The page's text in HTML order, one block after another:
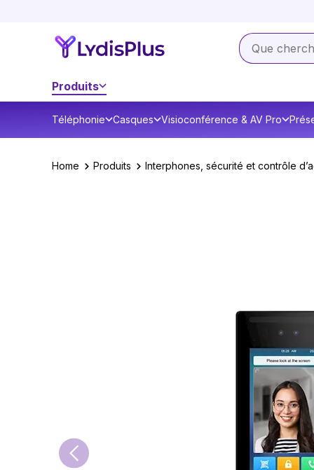
Produits
Téléphonie Casques Visioconférence & AV Pro
Home Produits Interphones, sécurité et contrôle